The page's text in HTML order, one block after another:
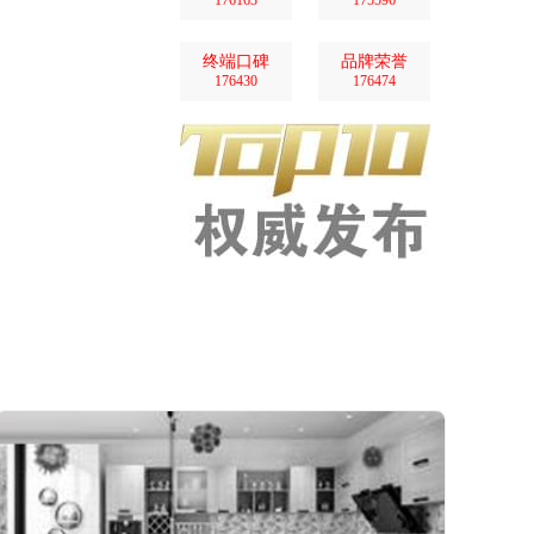
终端口碑
176430
品牌荣誉
176474